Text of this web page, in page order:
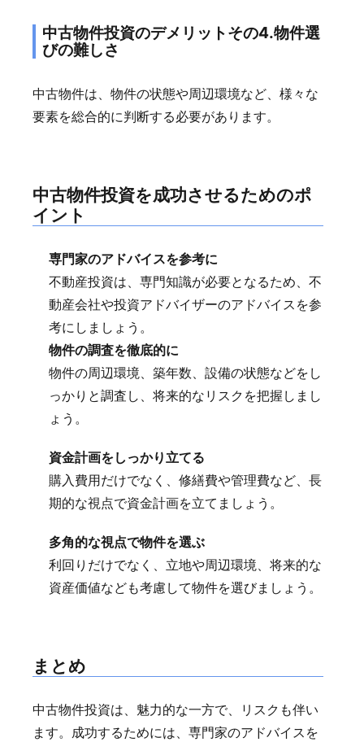
中古物件投資のデメリットその4.物件選
びの難しさ
中古物件は、物件の状態や周辺環境など、様々な
要素を総合的に判断する必要があります。
中古物件投資を成功させるためのポ
イント
専門家のアドバイスを参考に
不動産投資は、専門知識が必要となるため、不
動産会社や投資アドバイザーのアドバイスを参
考にしましょう。
物件の調査を徹底的に
物件の周辺環境、築年数、設備の状態などをし
っかりと調査し、将来的なリスクを把握しまし
ょう。
資金計画をしっかり立てる
購入費用だけでなく、修繕費や管理費など、長
期的な視点で資金計画を立てましょう。
多角的な視点で物件を選ぶ
利回りだけでなく、立地や周辺環境、将来的な
資産価値なども考慮して物件を選びましょう。
まとめ
中古物件投資は、魅力的な一方で、リスクも伴い
ます。成功するためには、専門家のアドバイスを